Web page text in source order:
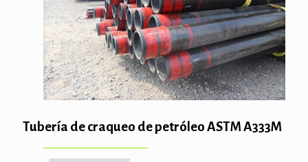
Tubería de craqueo de petróleo ASTM A333M